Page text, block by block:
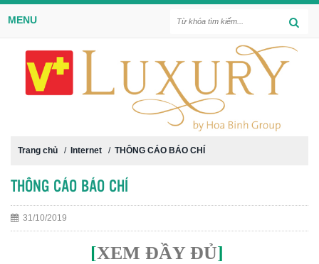
MENU
Trang chủ / Internet / THÔNG CÁO BÁO CHÍ
THÔNG CÁO BÁO CHÍ
31/10/2019
[XEM ĐẦY ĐỦ]